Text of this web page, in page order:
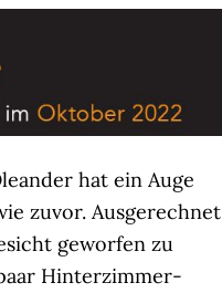
hat ein Auge
zuvor. Ausgerechnet
geworfen zu
Hinterzimmer-